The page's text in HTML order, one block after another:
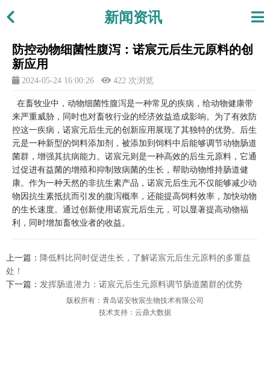
新闻资讯
防控动物细菌性腹泻：诺宸元后生元原料的创
新应用
2024-05-24 16:00:26 422 次浏览
在畜牧业中，动物细菌性腹泻是一种常见的疾病，给动物健康带
来严重威胁，同时也对畜牧行业的经济效益造成影响。为了有效防
控这一疾病，诺宸元后生元的创新应用展现了其独特的优势。后生
元是一种新型的饲料添加剂，被添加到饲料中后能够调节动物肠道
菌群，增强其抗病能力。诺宸元则是一种高效的后生元原料，它通
过促进有益菌的增殖和抑制致病菌的生长，帮助动物维持肠道健
康。作为一种天然的非抗生素产品，诺宸元后生元不仅能够减少动
物因抗生素抵抗而引发的腹泻概率，还能提高饲料效率，加快动物
的生长速度。通过创新使用诺宸元后生元，可以显著提高动物福
利，同时增加畜牧业者的收益。
上一篇： 降低料比同时促进生长，了解诺宸元后生元原料的多重益
处！
下一篇： 发挥肠道潜力：诺宸元后生元原料调节肠道菌群的优势
版权所有：青岛诺安牧宸生物技术有限公司
技术支持：云鼎大数据